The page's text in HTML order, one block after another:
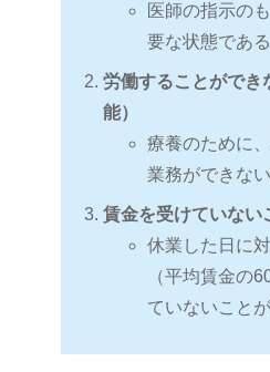
医師の指示の
要な状態であ
労働することができ
能）
療養のために
業務ができな
賃金を受けていない
休業した日に
（平均賃金の
ていないこと